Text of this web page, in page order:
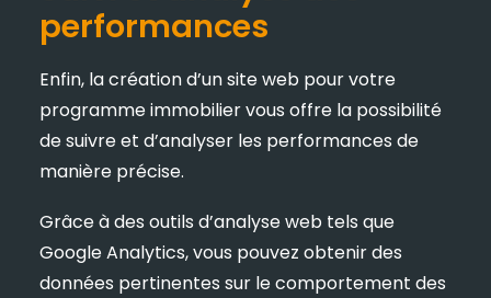
performances
Enfin, la création d’un site web pour votre
programme immobilier vous offre la possibilité
de suivre et d’analyser les performances de
manière précise.
Grâce à des outils d’analyse web tels que
Google Analytics, vous pouvez obtenir des
données pertinentes sur le comportement des